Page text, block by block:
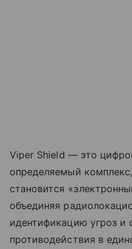
Viper Shield — это
определяемый
становится
объединяя
идентификацию угроз и
противодействия в